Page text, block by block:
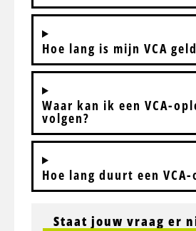
Hoe lang is mijn VCA
Waar kan ik een VCA-
volgen?
Hoe lang duurt een
Staat jouw vraag er